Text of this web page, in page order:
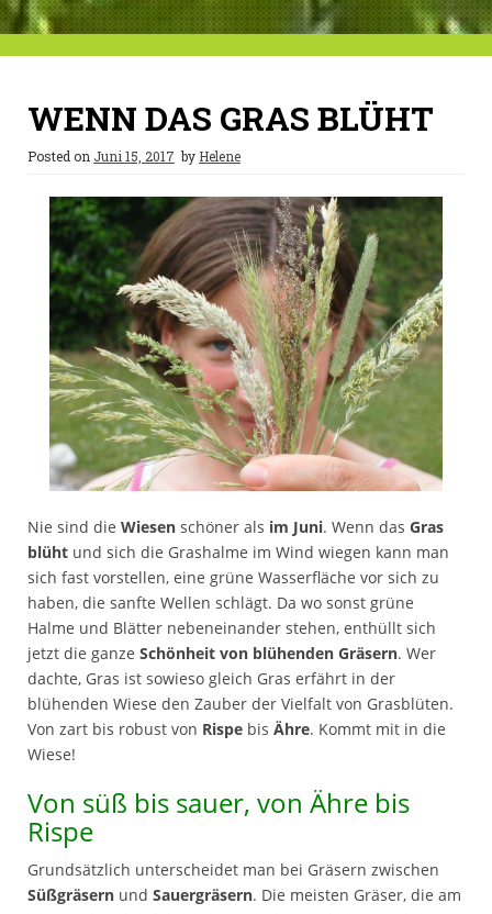
WENN DAS GRAS BLÜHT
Posted on Juni 15, 2017 by Helene
Nie sind die Wiesen schöner als im Juni. Wenn das Gras
blüht und sich die Grashalme im Wind wiegen kann man
sich fast vorstellen, eine grüne Wasserfläche vor sich zu
haben, die sanfte Wellen schlägt. Da wo sonst grüne
Halme und Blätter nebeneinander stehen, enthüllt sich
jetzt die ganze Schönheit von blühenden Gräsern. Wer
dachte, Gras ist sowieso gleich Gras erfährt in der
blühenden Wiese den Zauber der Vielfalt von Grasblüten.
Von zart bis robust von Rispe bis Ähre. Kommt mit in die
Wiese!
Von süß bis sauer, von Ähre bis
Rispe
Grundsätzlich unterscheidet man bei Gräsern zwischen
Süßgräsern und Sauergräsern. Die meisten Gräser, die am